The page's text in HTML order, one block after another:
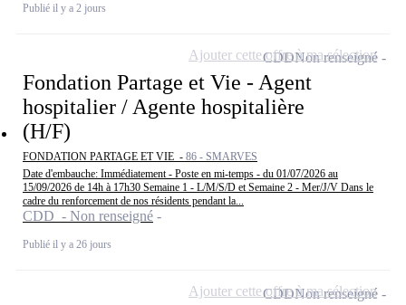
Publié il y a 2 jours
Fondation Partage et Vie - Agent
hospitalier / Agente hospitalière
(H/F)
FONDATION PARTAGE ET VIE - 86 - SMARVES
Date d'embauche: Immédiatement - Poste en mi-temps - du 01/07/2026 au
15/09/2026 de 14h à 17h30 Semaine 1 - L/M/S/D et Semaine 2 - Mer/J/V Dans le
cadre du renforcement de nos résidents pendant la...
CDD - Non renseigné
Publié il y a 26 jours
CDDNon renseigné
Ajouter cette offre à ma sélection
CDDNon renseigné
Ajouter cette offre à ma sélection